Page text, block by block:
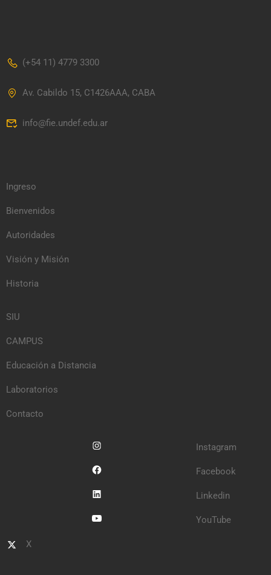
(+54 11) 4779 3300
Av. Cabildo 15, C1426AAA, CABA
info@fie.undef.edu.ar
Ingreso
Bienvenidos
Autoridades
Visión y Misión
Historia
SIU
CAMPUS
Educación a Distancia
Laboratorios
Contacto
Instagram
Facebook
Linkedin
YouTube
X